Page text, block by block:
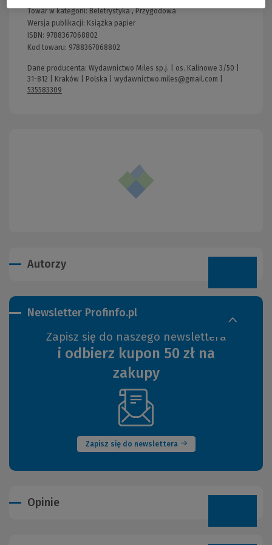
Towar w kategorii:Beletrystyka,Przygodowa
Wersja publikacji: Książka papier
ISBN: 9788367068802
Kod towaru: 9788367068802
Dane producenta: Wydawnictwo Miles sp.j. | os. Kalinowe 3/50 |
31-812 | Kraków | Polska | wydawnictwo.miles@gmail.com
535583309
Autorzy
Newsletter Profinfo.pl
Zapisz się do naszego newslettera
i odbierz kupon 50 zł na
zakupy
Zapisz się do newslettera
(Nowe
okno)
Opinie